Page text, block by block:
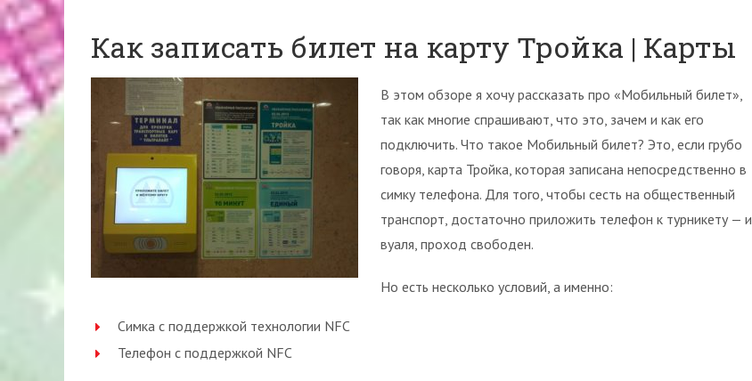
Как записать билет на карту Тройка | Карты
В этом обзоре я хочу рассказать про «Мобильный билет»,
так как многие спрашивают, что это, зачем и как его
подключить. Что такое Мобильный билет? Это, если грубо
говоря, карта Тройка, которая записана непосредственно в
симку телефона. Для того, чтобы сесть на общественный
транспорт, достаточно приложить телефон к турникету — и
вуаля, проход свободен.
Но есть несколько условий, а именно:
Симка с поддержкой технологии NFC
Телефон с поддержкой NFC